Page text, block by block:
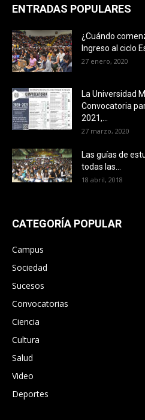
ENTRADAS POPULARES
¿Cuándo
Ingreso al ciclo
27 enero, 2020
La Universidad
Convocatoria
2021,...
27 marzo, 2020
Las guías de
todas las...
18 abril, 2018
CATEGORÍA POPULAR
Campus
Sociedad
Sucesos
Convocatorias
Ciencia
Cultura
Salud
Video
Deportes